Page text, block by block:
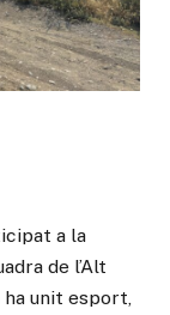
a la
de l’Alt
unit esport,